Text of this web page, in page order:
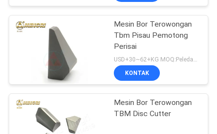
Mesin Bor Terowongan
Tbm Pisau Pemotong
Perisai
USD+30~62+KG MOQ:Peledakan pasir
KONTAK
Mesin Bor Terowongan
TBM Disc Cutter